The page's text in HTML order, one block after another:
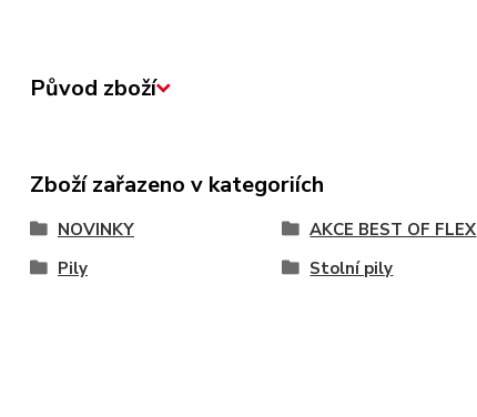
Původ zboží
Zboží zařazeno v kategoriích
NOVINKY AKCE BEST OF FLEX
Pily
Stolní pily